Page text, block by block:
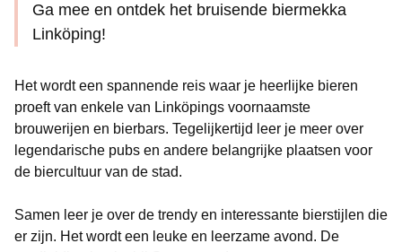
Ga mee en ontdek het bruisende biermekka
Linköping!
Het wordt een spannende reis waar je heerlijke bieren
proeft van enkele van Linköpings voornaamste
brouwerijen en bierbars. Tegelijkertijd leer je meer over
legendarische pubs en andere belangrijke plaatsen voor
de biercultuur van de stad.
Samen leer je over de trendy en interessante bierstijlen die
er zijn. Het wordt een leuke en leerzame avond. De